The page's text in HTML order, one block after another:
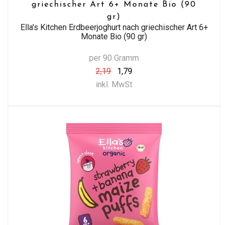
griechischer Art 6+ Monate Bio (90
gr)
Ella's Kitchen Erdbeerjoghurt nach griechischer Art 6+
Monate Bio (90 gr)
per 90 Gramm
2,19
1,79
inkl. MwSt